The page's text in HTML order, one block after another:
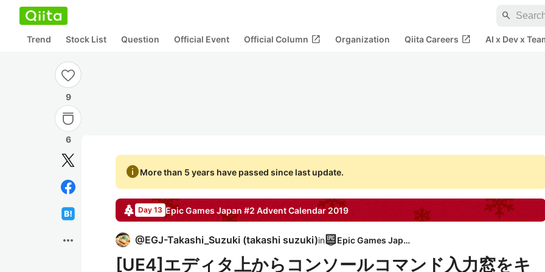
search
Trend Stock List Question Official Event Official Column open_in_new Organization Qiita Careers open_in_new AI x Dev x
9
6
more_horiz
infoMore than 5 years have passed since last update.
Day 13 Epic Games Japan #2 Advent Calendar2019
@EGJ-Takashi_Suzuki (takashi suzuki)in Epic Games Japan
[UE4]エディタ上からコンソールコマンド入力窓をキ